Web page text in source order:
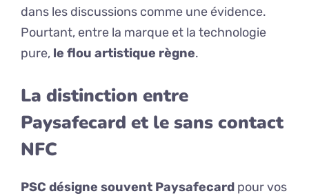
dans les discussions comme une évidence.
Pourtant, entre la marque et la technologie
pure, le flou artistique règne.
La distinction entre
Paysafecard et le sans contact
NFC
PSC désigne souvent Paysafecard pour vos